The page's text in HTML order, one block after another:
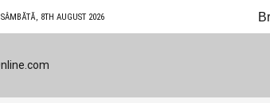
SÂMBĂTĂ, 8TH AUGUST 2026 Ce